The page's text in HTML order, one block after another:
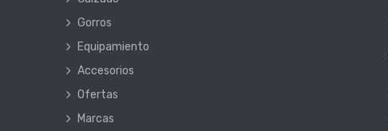
Gorros
Equipamiento
Accesorios
Ofertas
Marcas